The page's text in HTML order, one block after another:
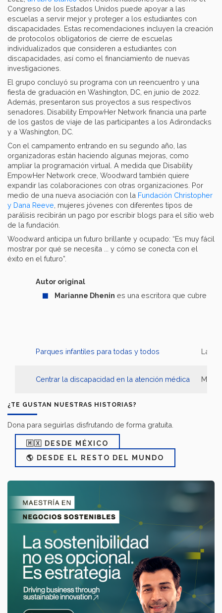
Congreso de los Estados Unidos puede apoyar a las
escuelas a servir mejor y proteger a los estudiantes con
discapacidades. Estas recomendaciones incluyen la creación
de protocolos obligatorios de cierre de escuelas
individualizados que consideren a estudiantes con
discapacidades, así como el financiamiento de nuevas
investigaciones.
El grupo concluyó su programa con un reencuentro y una
fiesta de graduación en Washington, DC, en junio de 2022.
Además, presentaron sus proyectos a sus respectivos
senadores. Disability EmpowHer Network financia una parte
de los gastos de viaje de las participantes a los Adirondacks
y a Washington, DC.
Con el campamento entrando en su segundo año, las
organizadoras están haciendo algunas mejoras, como
ampliar la programación virtual. A medida que Disability
EmpowHer Network crece, Woodward también quiere
expandir las colaboraciones con otras organizaciones. Por
medio de una nueva asociación con la Fundación Christopher
y Dana Reeve , mujeres jóvenes con diferentes tipos de
parálisis recibirán un pago por escribir blogs para el sitio web
de la fundación.
Woodward anticipa un futuro brillante y ocupado: “Es muy fácil
mostrar por qué se necesita ... y cómo se conecta con el
éxito en el futuro”.
Autor original
Marianne Dhenin es una escritora que cubre
Parques infantiles para todas y todos Las
Centrar la discapacidad en la atención médica Mil
¿TE GUSTAN NUESTRAS HISTORIAS?
Dona para seguirlas disfrutando de forma gratuita.
🇲🇽 DESDE MÉXICO
🌎 DESDE EL RESTO DEL MUNDO